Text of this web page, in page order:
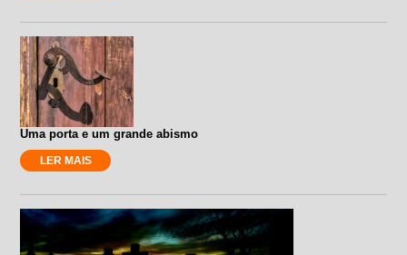
Uma porta e um grande abismo
LER MAIS